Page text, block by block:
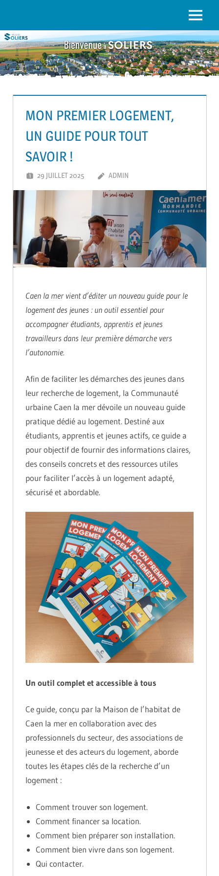
Menu
MON PREMIER LOGEMENT,
UN GUIDE POUR TOUT
SAVOIR !
29 JUILLET 2025 ADMIN
Caen la mer vient d’éditer un nouveau guide pour le
logement des jeunes : un outil essentiel pour
accompagner étudiants, apprentis et jeunes
travailleurs dans leur première démarche vers
l’autonomie.
Afin de faciliter les démarches des jeunes dans
leur recherche de logement, la Communauté
urbaine Caen la mer dévoile un nouveau guide
pratique dédié au logement. Destiné aux
étudiants, apprentis et jeunes actifs, ce guide a
pour objectif de fournir des informations claires,
des conseils concrets et des ressources utiles
pour faciliter l’accès à un logement adapté,
sécurisé et abordable.
Un outil complet et accessible à tous
Ce guide, conçu par la Maison de l’habitat de
Caen la mer en collaboration avec des
professionnels du secteur, des associations de
jeunesse et des acteurs du logement, aborde
toutes les étapes clés de la recherche d’un
logement :
Comment trouver son logement.
Comment financer sa location.
Comment bien préparer son installation.
Comment bien vivre dans son logement.
Qui contacter.